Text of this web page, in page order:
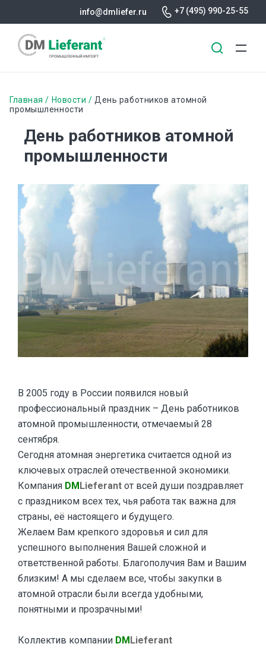
основному
info@dmliefer.ru +7 (495) 990-25-55
Строка
навигации
Главная Новости
День работников атомной
промышленности
День работников атомной
промышленности
В 2005 году в России появился новый
профессиональный праздник – День работников
атомной промышленности, отмечаемый 28
сентября.
Сегодня атомная энергетика считается одной из
ключевых отраслей отечественной экономики.
Компания DM Lieferant от всей души поздравляет
с праздником всех тех, чья работа так важна для
страны, её настоящего и будущего.
Желаем Вам крепкого здоровья и сил для
успешного выполнения Вашей сложной и
ответственной работы. Благополучия Вам и Вашим
близким! А мы сделаем все, чтобы закупки в
атомной отрасли были всегда удобными,
понятными и прозрачными!
Коллектив компании DM Lieferant